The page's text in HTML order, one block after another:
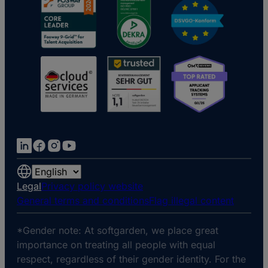
Choose
a
language
LegalPrivacy policy website
General terms and conditionsFlag illegal content
*Gender note: At softgarden, we place great
importance on treating all people with equal
respect, regardless of their gender identity. For the